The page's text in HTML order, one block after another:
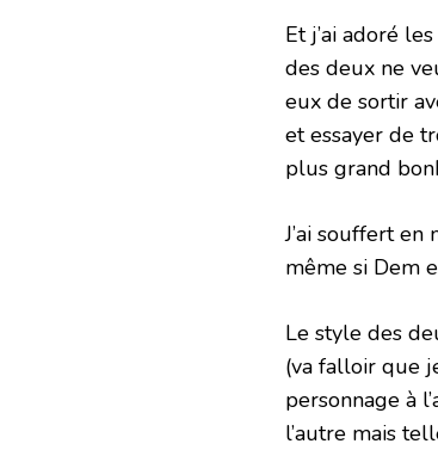
Et j’ai adoré
des deux ne
eux de sortir
et essayer de
plus grand
J’ai souffert
même si Dem
Le style des
(va falloir que
personnage à
l’autre mais